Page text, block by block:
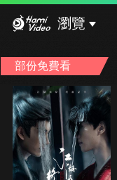
瀏覽
部份免費看